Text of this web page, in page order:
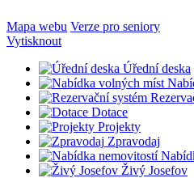
Mapa webu Verze pro seniory
Vytisknout
Úřední deska
Dotace
Projekty
Zpravodaj
Živý Josefov